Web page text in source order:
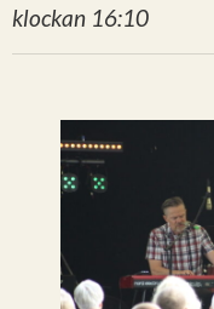
klockan 16:10